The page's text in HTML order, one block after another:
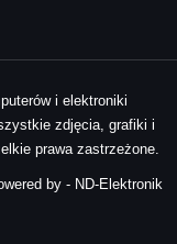
i elektroniki
zdjęcia, grafiki i
prawa zastrzeżone.
by - ND-Elektronik